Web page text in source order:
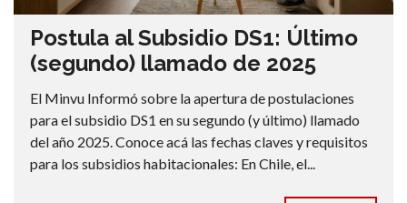
Postula al Subsidio DS1: Último
(segundo) llamado de 2025
El Minvu Informó sobre la apertura de postulaciones
para el subsidio DS1 en su segundo (y último) llamado
del año 2025. Conoce acá las fechas claves y requisitos
para los subsidios habitacionales: En Chile, el...